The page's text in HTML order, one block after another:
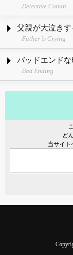
Detective Conan
父親が大泣き
Father is Crying
バッドエンド
Bad Ending
ど
当サイト